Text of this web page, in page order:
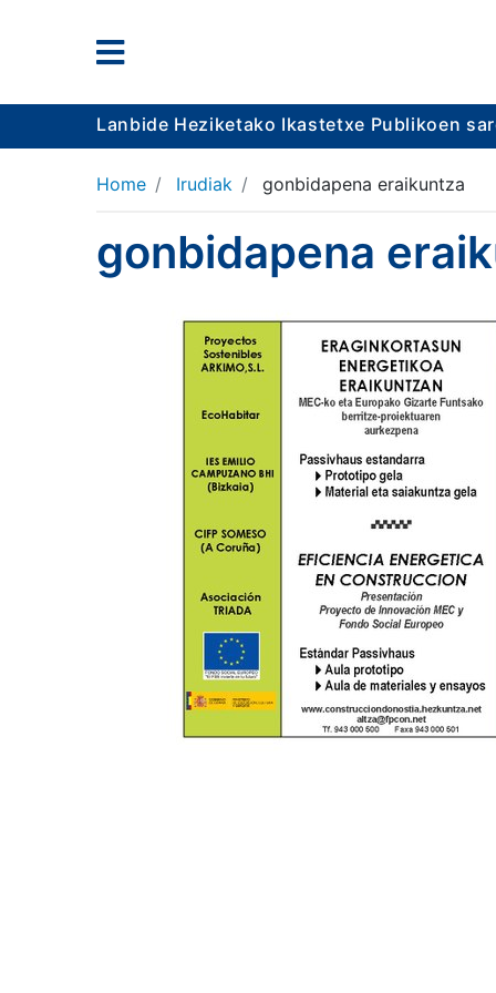
Lanbide Heziketako Ikastetxe Publikoen
Home Irudiak gonbidapena eraikuntza
gonbidapena